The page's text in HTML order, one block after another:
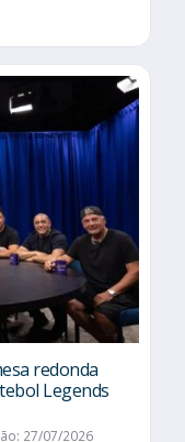
redonda
Legends
27/07/2026